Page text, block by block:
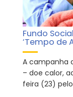
Fundo
‘Tempo de
A campanha
– doe calor,
feira (23)